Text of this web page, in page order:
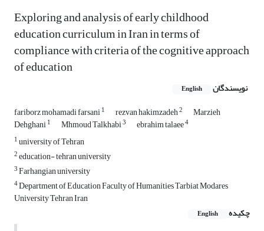
Exploring and analysis of early childhood
education curriculum in Iran in terms of
compliance with criteria of the cognitive approach
of education
نویسندگان English
fariborz mohamadi farsani1 rezvan hakimzadeh2 Marzieh
Dehghani1 Mhmoud Talkhabi3 ebrahim talaee4
1university of Tehran
2education- tehran university
3Farhangian university
4Department of Education Faculty of Humanities Tarbiat Modares
University Tehran Iran
چکیده
English